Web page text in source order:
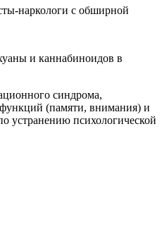
наркологи с обширной
и каннабиноидов в
синдрома,
(памяти, внимания) и
устранению психологической